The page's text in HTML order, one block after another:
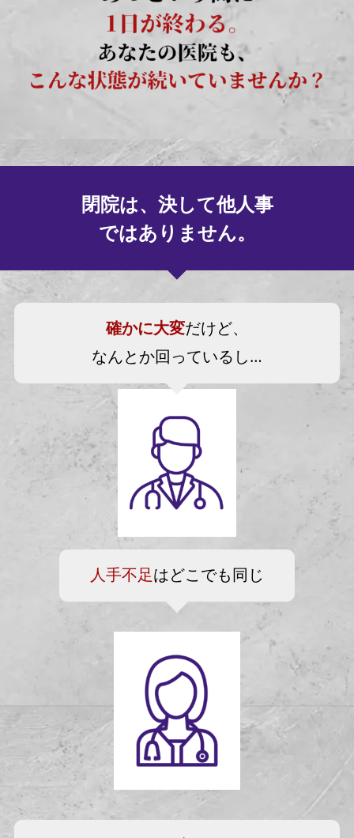
閉院は、決して他人事
ではありません。
確かに大変だけど、
なんとか回っているし…
人手不足はどこでも同じ